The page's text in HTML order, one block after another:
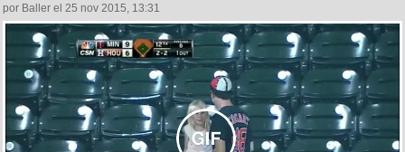
por Baller el 25 nov 2015, 13:31